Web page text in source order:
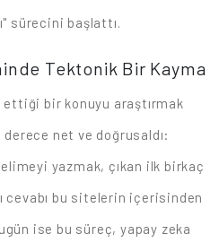
sürecini başlattı.
Tektonik Bir Kayma
ettiği bir konuyu araştırmak
net ve doğrusaldı:
yazmak, çıkan ilk birkaç
cevabı bu sitelerin içerisinden
ise bu süreç, yapay zeka